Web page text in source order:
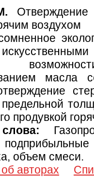
воздухом
масла
предельной
продувкой
объем смеси.
авторах